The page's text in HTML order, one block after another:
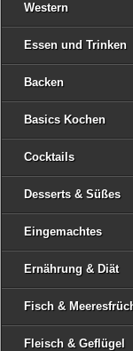
Western
Essen und Trinken
Backen
Basics Kochen
Cocktails
Desserts & Süßes
Eingemachtes
Ernährung & Diät
Fisch &
Fleisch & Geflügel